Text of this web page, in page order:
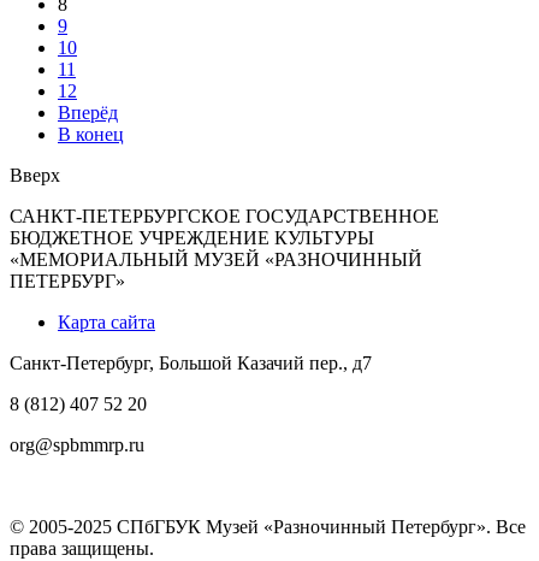
8
9
10
11
12
Вперёд
В конец
Вверх
САНКТ-ПЕТЕРБУРГСКОЕ ГОСУДАРСТВЕННОЕ
БЮДЖЕТНОЕ УЧРЕЖДЕНИЕ КУЛЬТУРЫ
«МЕМОРИАЛЬНЫЙ МУЗЕЙ «РАЗНОЧИННЫЙ
ПЕТЕРБУРГ»
Карта сайта
Санкт-Петербург, Большой Казачий пер., д7
8 (812) 407 52 20
org@spbmmrp.ru
© 2005-2025 СПбГБУК Музей «Разночинный Петербург». Все
права защищены.